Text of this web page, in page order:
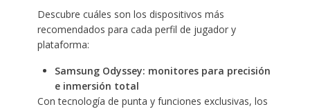
Descubre cuáles son los dispositivos más
recomendados para cada perfil de jugador y
plataforma:
Samsung Odyssey: monitores para precisión
e inmersión total
Con tecnología de punta y funciones exclusivas, los